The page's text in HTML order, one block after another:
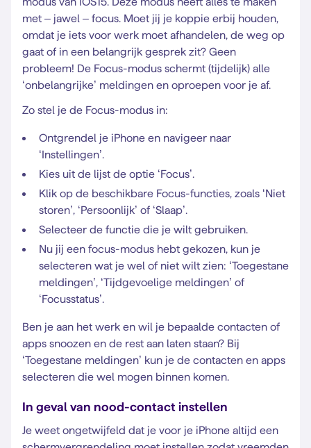
met – jawel – focus. Moet jij je koppie erbij houden,
omdat je iets voor werk moet afhandelen, de weg op
gaat of in een belangrijk gesprek zit? Geen
probleem! De Focus-modus schermt (tijdelijk) alle
‘onbelangrijke’ meldingen en oproepen voor je af.
Zo stel je de Focus-modus in:
Ontgrendel je iPhone en navigeer naar
‘Instellingen’.
Kies uit de lijst de optie ‘Focus’.
Klik op de beschikbare Focus-functies, zoals ‘Niet
storen’, ‘Persoonlijk’ of ‘Slaap’.
Selecteer de functie die je wilt gebruiken.
Nu jij een focus-modus hebt gekozen, kun je
selecteren wat je wel of niet wilt zien: ‘Toegestane
meldingen’, ‘Tijdgevoelige meldingen’ of
‘Focusstatus’.
Ben je aan het werk en wil je bepaalde contacten of
apps snoozen en de rest aan laten staan? Bij
‘Toegestane meldingen’ kun je de contacten en apps
selecteren die wel mogen binnen komen.
In geval van nood-contact instellen
Je weet ongetwijfeld dat je voor je iPhone altijd een